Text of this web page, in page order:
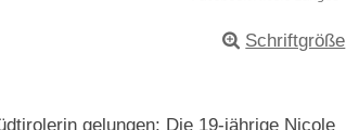
Schriftgröße
gelungen: Die 19-jährige Nicole